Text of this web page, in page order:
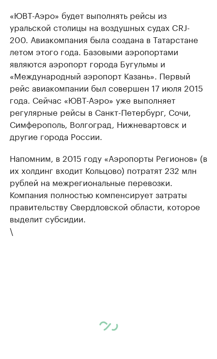
«ЮВТ-Аэро» будет выполнять рейсы из
уральской столицы на воздушных судах CRJ-
200. Авиакомпания была создана в Татарстане
летом этого года. Базовыми аэропортами
являются аэропорт города Бугульмы и
«Международный аэропорт Казань». Первый
рейс авиакомпании был совершен 17 июля 2015
года. Сейчас «ЮВТ-Аэро» уже выполняет
регулярные рейсы в Санкт-Петербург, Сочи,
Симферополь, Волгоград, Нижневартовск и
другие города России.
Напомним, в 2015 году «Аэропорты Регионов» (в
их холдинг входит Кольцово) потратят 232 млн
рублей на межрегиональные перевозки.
Компания полностью компенсирует затраты
правительству Свердловской области, которое
выделит субсидии.
\